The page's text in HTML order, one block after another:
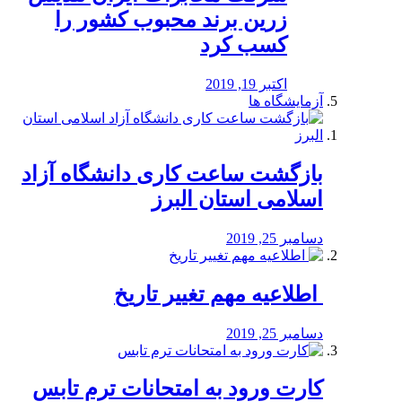
زرین برند محبوب کشور را
کسب کرد
اکتبر 19, 2019
آزمایشگاه ها
بازگشت ساعت کاری دانشگاه آزاد
اسلامی استان البرز
دسامبر 25, 2019
️ اطلاعیه مهم تغییر تاریخ
دسامبر 25, 2019
کارت ورود به امتحانات ترم تابس